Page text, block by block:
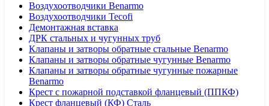
Воздухоотводчики Benarmo
Воздухоотводчики Tecofi
Демонтажная вставка
ДРК стальных и чугунных труб
Клапаны и затворы обратные стальные Benarmo
Клапаны и затворы обратные чугунные Benarmo
Клапаны и затворы обратные чугунные пожарные
Benarmo
Крест с пожарной подставкой фланцевый (ППКФ)
Крест фланцевый (КФ) Сталь